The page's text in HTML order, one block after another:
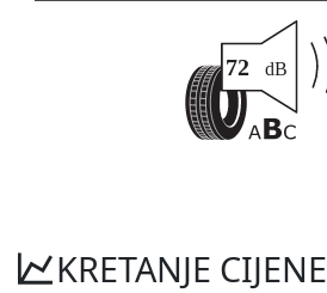
KRETANJE CIJENE